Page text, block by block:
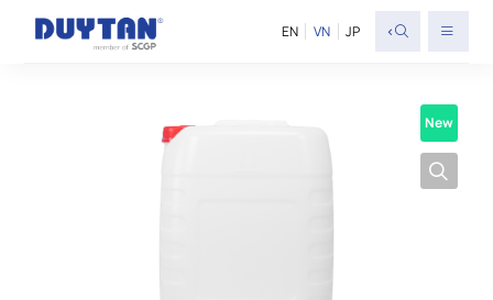
EN VN JP <
New